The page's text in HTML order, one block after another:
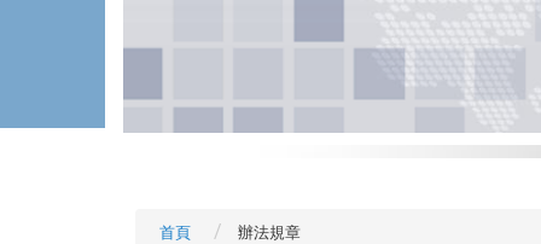
首頁 辦法規章